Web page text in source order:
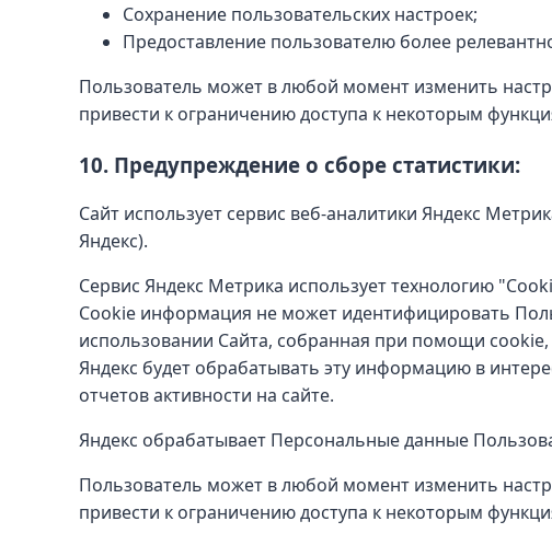
Сохранение пользовательских настроек;
Предоставление пользователю более
Пользователь может в любой момент изменить
привести к ограничению доступа к некоторым
10. Предупреждение о сборе статистики:
Сайт использует сервис веб-аналитики Яндекс
Яндекс).
Сервис Яндекс Метрика использует технологию
Cookie информация не может идентифицировать
использовании Сайта, собранная при помощи cookie,
Яндекс будет обрабатывать эту информацию в
отчетов активности на сайте.
Яндекс обрабатывает Персональные данные
Пользователь может в любой момент изменить
привести к ограничению доступа к некоторым